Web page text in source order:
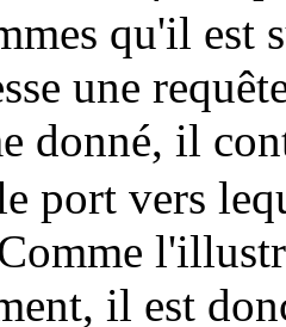
qu'il est
une
donné, il
port vers
il est